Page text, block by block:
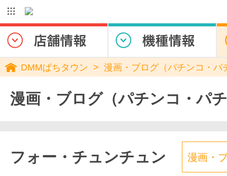
DMMぱちタウン 漫画・ブログ（パチンコ・パ
漫画・ブログ（パチンコ・パ
フォー・チュンチュン 漫画・